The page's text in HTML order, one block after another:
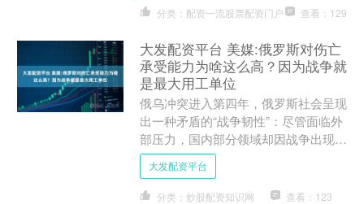
分类：配资一流股票配资门户 查看：129
大发配资平台 美媒:俄罗斯对伤亡
承受能力为啥这么高？因为战争就
是最大用工单位
俄乌冲突进入第四年，俄罗斯社会呈现
出一种矛盾的“战争韧性”：尽管面临外
部压力，国内部分领域却因战争出现特
殊稳定迹象。有分析指出，这种局面与
战争衍生的“经济补偿机....
大发配资平台
分类：炒股配资知识网 查看：123